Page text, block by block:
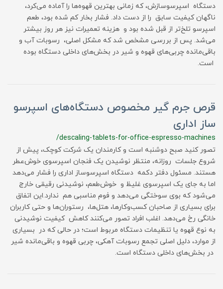
دستگاه اسپرسوسازش، که زمانی بهترین قهوه‌ها را آماده می‌کرد،
ناگهان کیفیت سابق را از دست داد. فشار بخار کم شده بود، طعم
اسپرسو تلخ‌تر از قبل شده بود و هزینه تعمیرات نیز هر روز بیشتر
می‌شد. پس از بررسی مشخص شد که مشکل اصلی، رسوبات آب و
باقی‌مانده چربی‌های قهوه و شیر در بخش‌های داخلی دستگاه بوده
است.
قرص جرم گیر مخصوص دستگاه‌های اسپرسو
ساز اداری
/descaling-tablets-for-office-espresso-machines
تصور کنید صبح دوشنبه است و کارمندان یک شرکت کوچک، پیش از
شروع جلسات روزانه، منتظر نوشیدن یک فنجان اسپرسوی خوش‌عطر
هستند. مسئول دفتر دکمه دستگاه اسپرسوساز اداری را فشار می‌دهد
اما به جای یک اسپرسوی غلیظ و خوش‌طعم، نوشیدنی رقیقی خارج
می‌شود که بوی سوختگی می‌دهد و فوم مناسبی هم ندارد.این اتفاق
برای بسیاری از صاحبان کسب‌وکارها، هتل‌ها، رستوران‌ها و حتی کاربران
خانگی رخ می‌دهد. اغلب افراد تصور می‌کنند کاهش کیفیت نوشیدنی
به نوع قهوه یا تنظیمات دستگاه مربوط است؛ در حالی که در بسیاری
از موارد، دلیل اصلی تجمع رسوبات آهکی، چربی قهوه و باقی‌مانده شیر
در بخش‌های داخلی دستگاه است.